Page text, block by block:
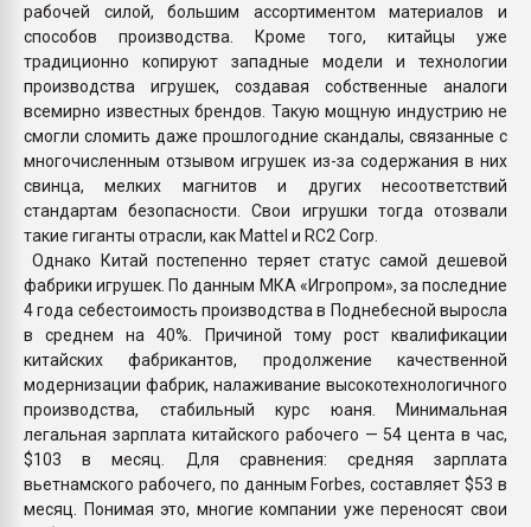
рабочей силой, большим ассортиментом материалов и
способов производства. Кроме того, китайцы уже
традиционно копируют западные модели и технологии
производства игрушек, создавая собственные аналоги
всемирно известных брендов. Такую мощную индустрию не
смогли сломить даже прошлогодние скандалы, связанные с
многочисленным отзывом игрушек из-за содержания в них
свинца, мелких магнитов и других несоответствий
стандартам безопасности. Свои игрушки тогда отозвали
такие гиганты отрасли, как Mattel и RC2 Corp.
Однако Китай постепенно теряет статус самой дешевой
фабрики игрушек. По данным МКА «Игропром», за последние
4 года себестоимость производства в Поднебесной выросла
в среднем на 40%. Причиной тому рост квалификации
китайских фабрикантов, продолжение качественной
модернизации фабрик, налаживание высокотехнологичного
производства, стабильный курс юаня. Минимальная
легальная зарплата китайского рабочего — 54 цента в час,
$103 в месяц. Для сравнения: средняя зарплата
вьетнамского рабочего, по данным Forbes, составляет $53 в
месяц. Понимая это, многие компании уже переносят свои